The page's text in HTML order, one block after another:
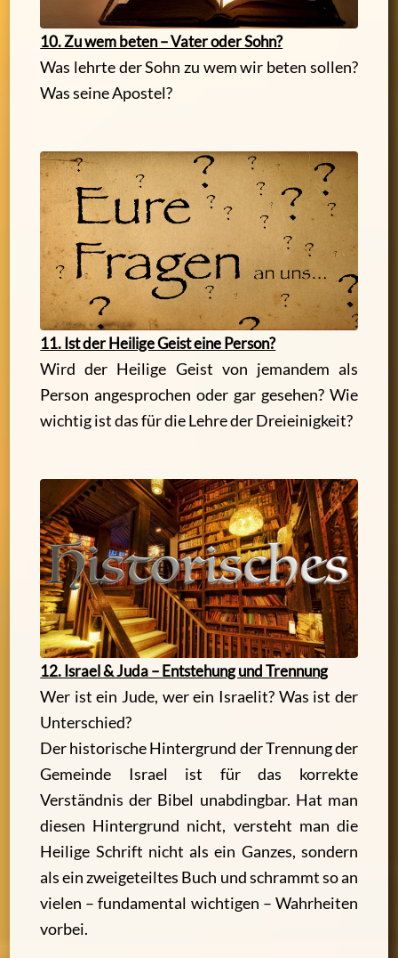
10. Zu wem beten – Vater oder Sohn?
Was lehrte der Sohn zu wem wir beten sollen?
Was seine Apostel?
11. Ist der Heilige Geist eine Person?
Wird der Heilige Geist von jemandem als
Person angesprochen oder gar gesehen? Wie
wichtig ist das für die Lehre der Dreieinigkeit?
12. Israel & Juda – Entstehung und Trennung
Wer ist ein Jude, wer ein Israelit? Was ist der
Unterschied?
Der historische Hintergrund der Trennung der
Gemeinde Israel ist für das korrekte
Verständnis der Bibel unabdingbar. Hat man
diesen Hintergrund nicht, versteht man die
Heilige Schrift nicht als ein Ganzes, sondern
als ein zweigeteiltes Buch und schrammt so an
vielen – fundamental wichtigen – Wahrheiten
vorbei.